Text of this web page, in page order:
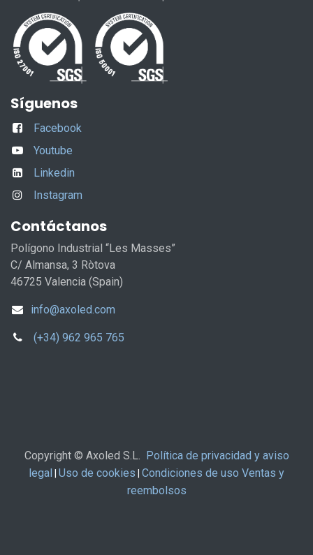
Síguenos
Facebook
Youtube
Linkedin
Instagram
Contáctanos
Polígono Industrial “Les Masses”
C/ Almansa, 3 Ròtova
46725 Valencia (Spain)
info@axoled.com
(+34) 962 965 765
Copyright © Axoled S.L.
Política de privacidad y aviso
legal Uso de cookies Condiciones de uso Ventas y
reembolsos